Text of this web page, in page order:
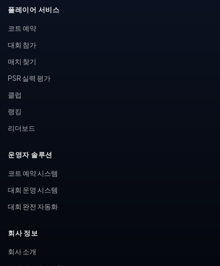
플레이어 서비스
코트 예약
대회 참가
매치 찾기
PSR 실력 평가
클럽
랭킹
리더보드
운영자 솔루션
코트 예약 시스템
대회 운영 시스템
대회 완전 자동화
회사 정보
회사 소개